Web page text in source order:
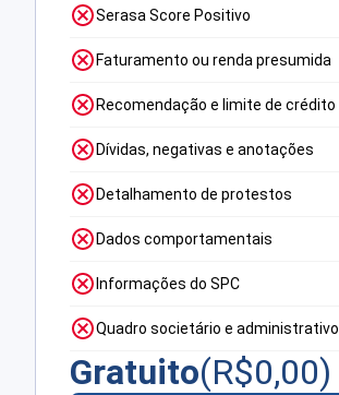
Serasa Score Positivo
Faturamento ou renda presumida
Recomendação e limite de crédito
Dívidas, negativas e anotações
Detalhamento de protestos
Dados comportamentais
Informações do SPC
Quadro societário e administrativo
Gratuito(R$0,00)